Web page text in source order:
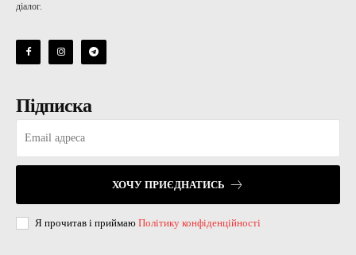
діалог.
Підписка
ХОЧУ ПРИЄДНАТИСЬ
Я прочитав і приймаю Політику конфіденційності